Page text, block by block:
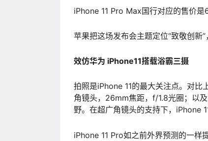
iPhone 11 Pro Max国行对应的售价
苹果把这场发布会主题定位“致敬创新
效仿华为 iPhone11搭载浴霸三摄
拍照是iPhone 11的最大关注点。对比
角镜头，26mm焦距，f/1.8光圈；以
野。在超广角镜头的支持下，iPhone
iPhone 11 Pro如之前外界预测的一样